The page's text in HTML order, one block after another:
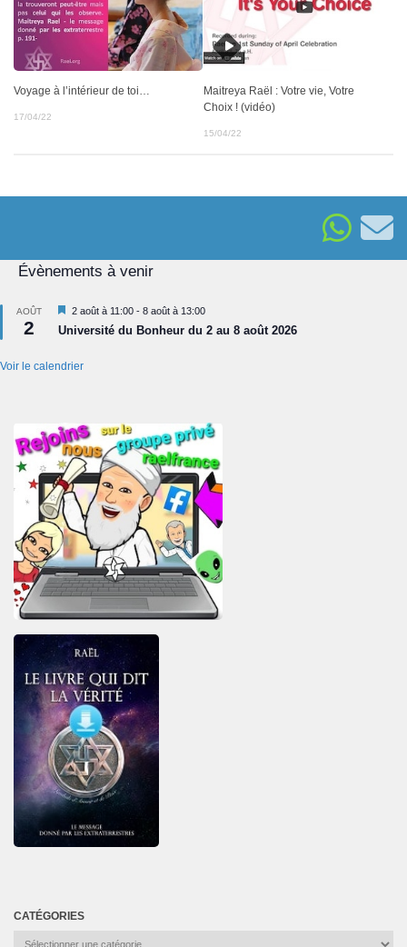
Voyage à l’intérieur de toi…
17/04/22
Maitreya Raël : Votre vie, Votre
Choix ! (vidéo)
15/04/22
Évènements à venir
AOÛT
2
Mis
en
avant
2 août à 11:00 - 8 août à 13:00
Université du Bonheur du 2 au 8 août 2026
Voir le calendrier
CATÉGORIES
Catégories